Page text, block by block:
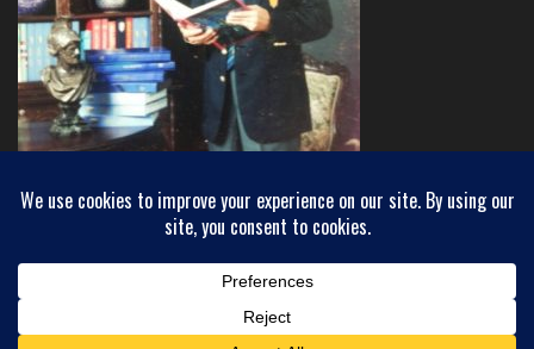
Copyright © 2018 INEWHORIZON - ขอบฟ้าใหม่